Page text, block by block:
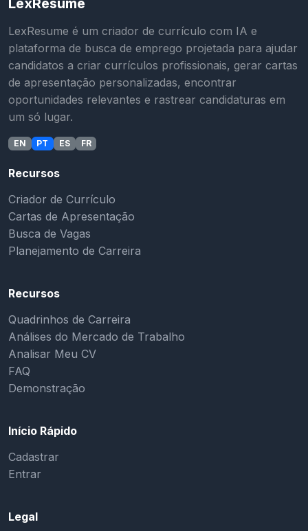
LexResume
LexResume é um criador de currículo com IA e
plataforma de busca de emprego projetada para ajudar
candidatos a criar currículos profissionais, gerar cartas
de apresentação personalizadas, encontrar
oportunidades relevantes e rastrear candidaturas em
um só lugar.
EN PT ES FR
Recursos
Criador de Currículo
Cartas de Apresentação
Busca de Vagas
Planejamento de Carreira
Recursos
Quadrinhos de Carreira
Análises do Mercado de Trabalho
Analisar Meu CV
FAQ
Demonstração
Início Rápido
Cadastrar
Entrar
Legal